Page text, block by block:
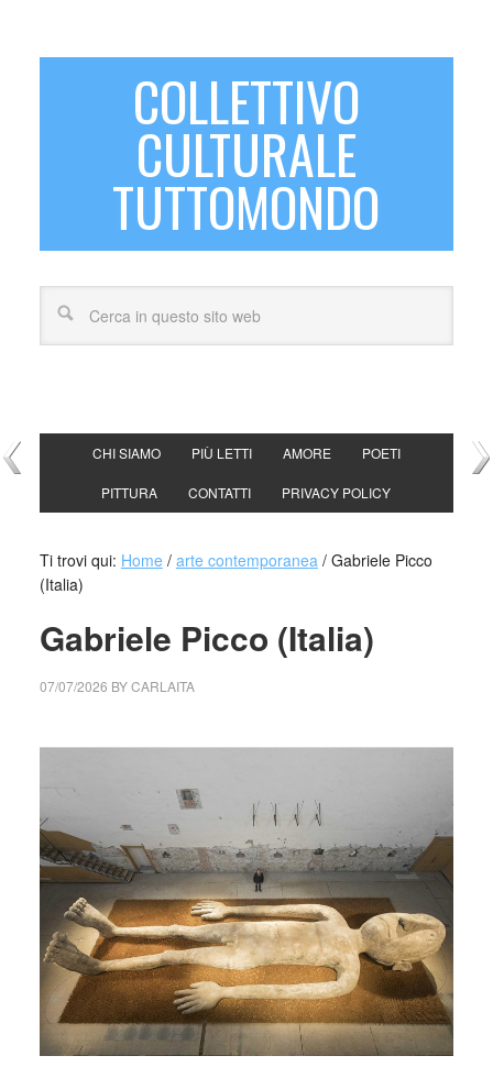
COLLETTIVO
CULTURALE
TUTTOMONDO
CHI SIAMO PIÙ LETTI AMORE POETI
PITTURA CONTATTI PRIVACY POLICY
Ti trovi qui: Home / arte contemporanea /Gabriele Picco
(Italia)
Gabriele Picco (Italia)
07/07/2026 BYCARLAITA